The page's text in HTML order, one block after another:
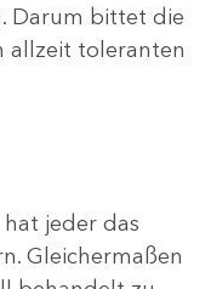
Darum bittet die
allzeit toleranten
jeder das
Gleichermaßen